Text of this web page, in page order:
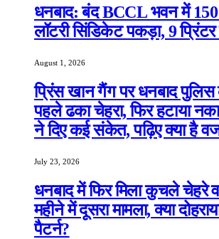
धनबाद: बंद BCCL भवन में 150
लॉटरी सिंडिकेट पकड़ा, 9
August 1, 2026
प्रिंस खान गैंग पर धनबाद
पहले ढका चेहरा, फिर हटाया
ने दिए कई संकेत, पढ़िए क्या है
July 23, 2026
धनबाद में फिर मिला कुचले चेहरे
महीने में दूसरा मामला, क्या
पैटर्न?